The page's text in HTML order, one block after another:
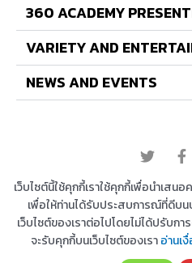
เว็บไซต์นี้ใช้คุกกี้เราใช้คุกกี้เพื่อนำเสน
เพื่อให้ท่านได้รับประสบการณ์ที่ดีบน
เว็บไซต์ของเราต่อไปโดยไม่ได้ปรับกา
จะรับคุกกี้บนเว็บไซต์ของเราอ่านเ
360 ACADEMY
VARIETY AND
NEWS AND EVENTS
© 2022 All
Copyright © 2026 บริษัท
ท์ จำกัด | Powered by